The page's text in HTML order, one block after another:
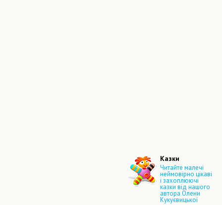
Казки
Читайте малечі
неймовірно цікаві
і захоплюючі
казки від нашого
автора Олени
Кукуєвицької